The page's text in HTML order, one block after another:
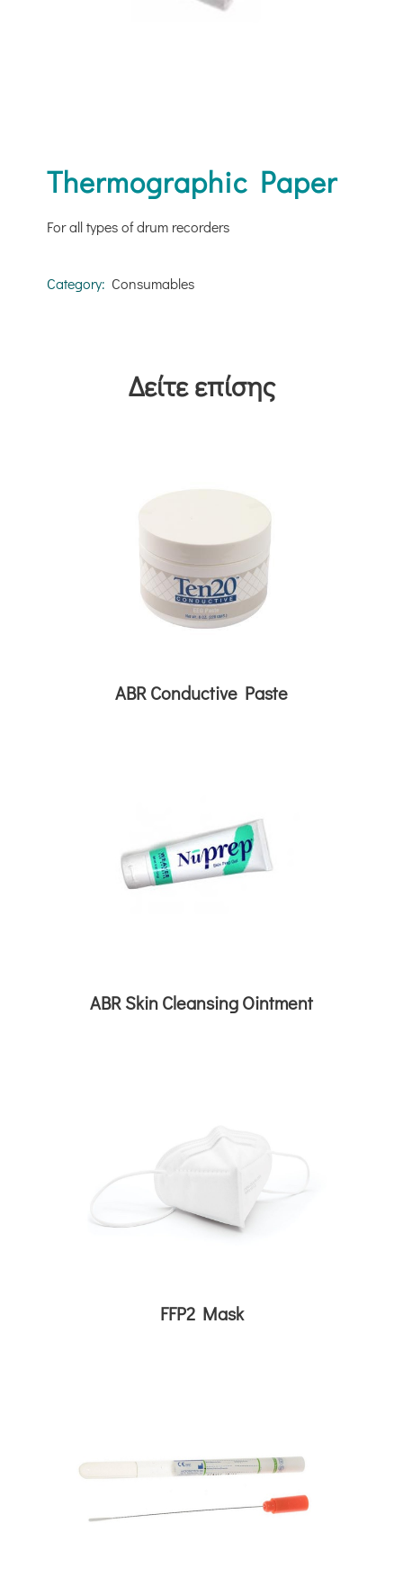
Thermographic Paper
For all types of drum recorders
Category: Consumables
Δείτε επίσης
ABR Conductive Paste
ABR Skin Cleansing Ointment
FFP2 Mask